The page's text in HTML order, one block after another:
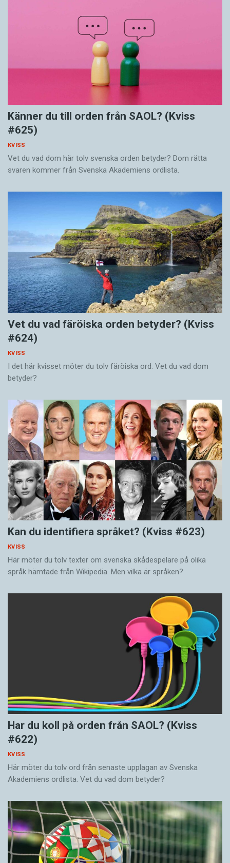
Känner du till orden från SAOL? (Kviss
#625)
KVISS
Vet du vad dom här tolv svenska orden betyder? Dom rätta
svaren kommer från Svenska Akademiens ordlista.
Vet du vad färöiska orden betyder? (Kviss
#624)
KVISS
I det här kvisset möter du tolv färöiska ord. Vet du vad dom
betyder?
Kan du identifiera språket? (Kviss #623)
KVISS
Här möter du tolv texter om svenska skådespelare på olika
språk hämtade från Wikipedia. Men vilka är språken?
Har du koll på orden från SAOL? (Kviss
#622)
KVISS
Här möter du tolv ord från senaste upplagan av Svenska
Akademiens ordlista. Vet du vad dom betyder?